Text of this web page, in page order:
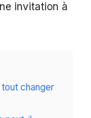
invitation à
changer